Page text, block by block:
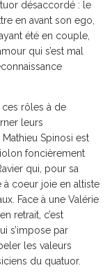
désaccordé : le
en avant son ego,
été en couple,
qui s’est mal
ces rôles à de
leurs
Spinosi est
foncièrement
qui, pour sa
à coeur joie en altiste
Face à une Valérie
retrait, c’est
s’impose par
les valeurs
du quatuor.